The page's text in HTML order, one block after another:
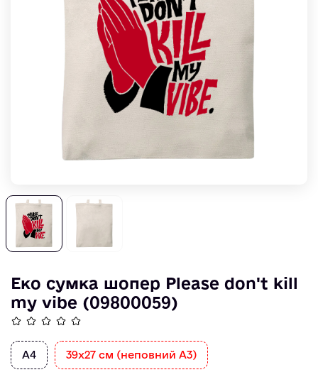
Еко сумка шопер Please don't kill
my vibe (09800059)
A4 39х27 см (неповний А3)